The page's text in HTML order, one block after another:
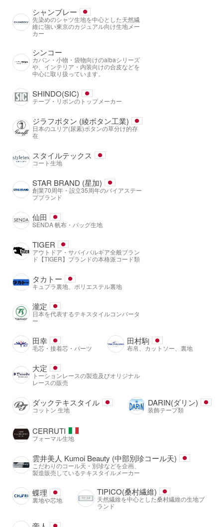
シャンブレー
先染めのシャツ生地を中心とした天然繊
維に強い東京のカジュアル向け生地メー
カー
シンコー
カバン・小物・袋物向けのalbaシリーズ
や、インテリア・内装向けの合皮などを
中心に取り扱っています。
SHINDO(SIC)
テープ・リボンのトップメーカー
ジラフボタン (綾ボタン工業)
日本のユリア(尿素)ボタンの草分け的存
在
スタイルテックス
コート生地
STAR BRAND (星加)
創業70周年・設立35周年のバイアステー
プブランド
仙田
SENDA 帆布・バッグ生地
TIGER
アウトドア・サバイバルギア全般ブラン
ド【TIGER】ブランドの本格派コード類
タカトー
キュプラ裏地、ポリエステル裏地
瀧定
日本を代表するテキスタイルコンバータ
ー
田幸
毛芯・接着芯・パーツ
田村駒
布帛、カットソー、裏地
大定
トーションレースの製造及びオリジナル
レースの販売
ダックテキスタイル
コットン 生地
DARIN(ダリン)
装飾テープ類
CERRUTI
フォーマル生地
雲井美人 Kumoi Beauty (中部別珍コール天)
こだわりのコール天・別珍などを企画、
製造販売しているテキスタイルメーカー
蝶理
裏地や芯地
TIPICO(桑村繊維)
天然繊維を中心とした桑村繊維の生地ブ
ランド